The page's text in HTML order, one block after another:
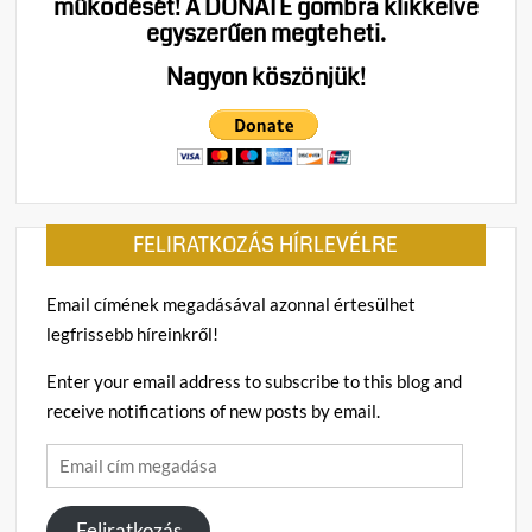
működését!A DONATE gombra klikkelve
egyszerűen megteheti.
Nagyon köszönjük!
FELIRATKOZÁS HÍRLEVÉLRE
Email címének megadásával azonnal értesülhet
legfrissebb híreinkről!
Enter your email address to subscribe to this blog and
receive notifications of new posts by email.
Email
cím
megadása